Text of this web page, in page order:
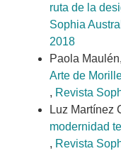
ruta de la
Sophia
2018
Paola Maulén,
Arte de
, Revista
Luz Martínez
modernidad
, Revista